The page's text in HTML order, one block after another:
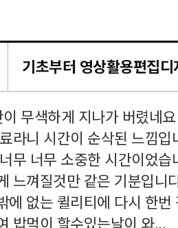
무색하게 지나가 버렸네
라니 시간이 순삭된 느낌
무 너무 소중한 시간이었
느껴질것만 같은 기분입니
에 없는 퀼리티에 다시 한
밥먹이 할수있는날이 와...